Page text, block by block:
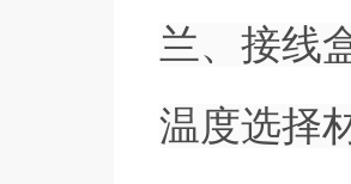
兰、接线
温度选择